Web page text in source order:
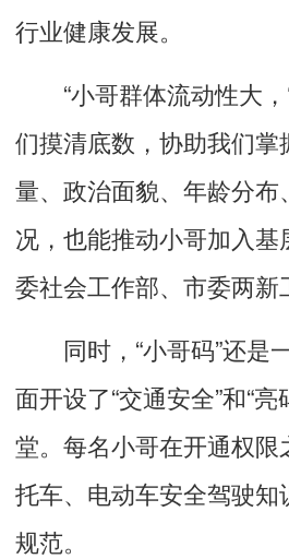
行业健康发展。
“小哥群体流动性大，
们摸清底数，协助我们
量、政治面貌、年龄分
况，也能推动小哥加入基
委社会工作部、市委两新
同时，“小哥码”还是
面开设了“交通安全”和“
堂。每名小哥在开通权
托车、电动车安全驾驶知
规范。